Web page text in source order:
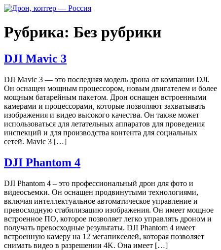
Перейти
содержимому
Рубрика: Без рубрики
DJI Mavic 3
DJI Mavic 3 — это последняя модель дрона от компании DJI.
Он оснащен мощным процессором, новым двигателем и более
мощным батарейным пакетом. Дрон оснащен встроенными
камерами и процессорами, которые позволяют захватывать
изображения и видео высокого качества. Он также может
использоваться для летательных аппаратов для проведения
инспекций и для производства контента для социальных
сетей. Mavic 3 […]
DJI Phantom 4
DJI Phantom 4 – это профессиональный дрон для фото и
видеосъемки. Он оснащен продвинутыми технологиями,
включая интеллектуальное автоматическое управление и
превосходную стабилизацию изображения. Он имеет мощное
встроенное ПО, которое позволяет легко управлять дроном и
получать превосходные результаты. DJI Phantom 4 имеет
встроенную камеру на 12 мегапикселей, которая позволяет
снимать видео в разрешении 4K. Она имеет […]